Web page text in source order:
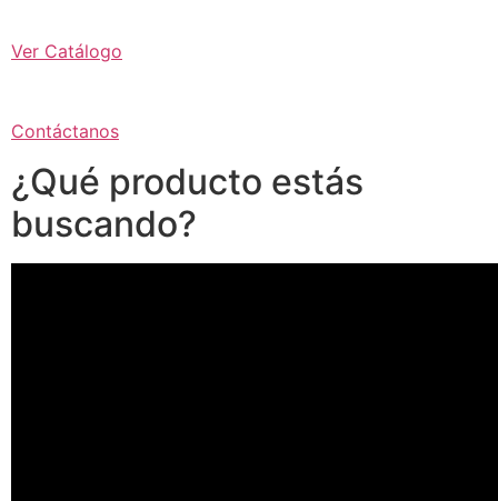
Ver Catálogo
Contáctanos
¿Qué producto estás
buscando?